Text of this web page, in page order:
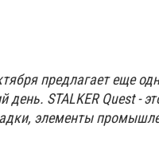
предлагает еще
STALKER Quest -
элементы